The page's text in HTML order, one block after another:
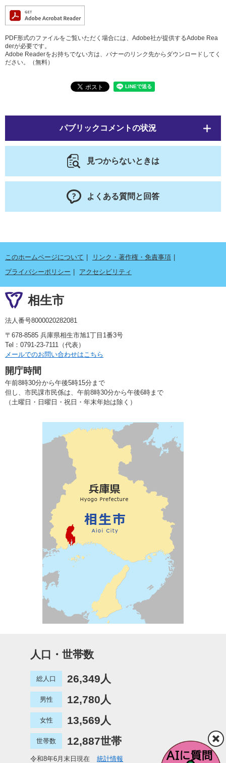
PDF形式のファイルをご覧いただく場合には、Adobe社が提供するAdobe Rea
derが必要です。
Adobe Readerをお持ちでない方は、バナーのリンク先からダウンロードしてく
ださい。（無料）
パブリックコメントの状況
見つからないときは
よくある質問と回答
このホームページについて
リンク・著作権・免責事項
プライバシーポリシー
アクセシビリティ
相生市
法人番号8000020282081
〒678-8585 兵庫県相生市旭1丁目1番3号
Tel：0791-23-7111（代表）
メールでのお問い合わせはこちら
開庁時間
午前8時30分から午後5時15分まで
但し、市民課市民係は、午前8時30分から午後6時まで
（土曜日・日曜日・祝日・年末年始は除く）
人口・世帯数
総人口 26,349人
男性 12,780人
女性 13,569人
世帯数 12,887世帯
令和8年6月末日現在 統計情報